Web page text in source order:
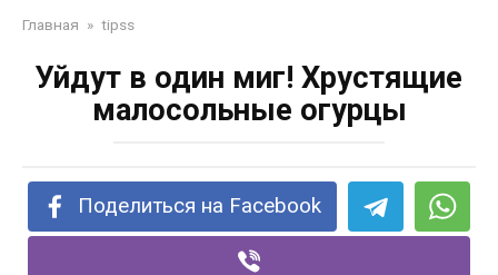
Главная » tipss
Уйдут в один миг! Хрустящие
малосольные огурцы
Поделиться на Facebook